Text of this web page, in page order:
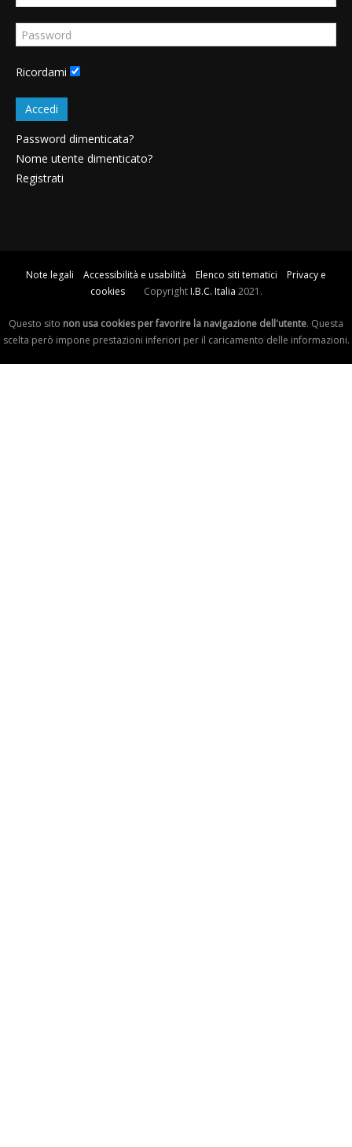
Ricordami
Accedi
Password dimenticata?
Nome utente dimenticato?
Registrati
Note legali Accessibilità e usabilità Elenco siti tematici
Privacy e
cookiesCopyrightI.B.C. Italia 2021.
Questo sito non usa cookies per favorire la navigazione dell'utente. Questa
scelta però impone prestazioni inferiori per il caricamento delle informazioni.